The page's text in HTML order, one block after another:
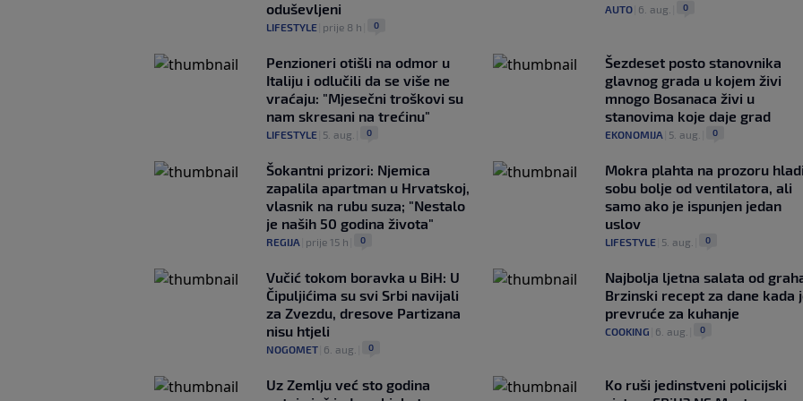
oduševljeni
LIFESTYLE prije 8 h 0
AUTO| 6. aug. 0
Penzioneri otišli na odmor u
Italiju i odlučili da se više ne
vraćaju: "Mjesečni troškovi su
nam skresani na trećinu"
LIFESTYLE 5. aug. 0
Šezdeset posto stanovnika
glavnog grada u kojem živi
mnogo Bosanaca živi u
stanovima koje daje grad
EKONOMIJA 5. aug. 0
Šokantni prizori: Njemica
zapalila apartman u Hrvatskoj,
vlasnik na rubu suza; "Nestalo
je naših 50 godina života"
REGIJA prije 15 h 0
Mokra plahta na prozoru hladi
sobu bolje od ventilatora, ali
samo ako je ispunjen jedan
uslov
LIFESTYLE| 5. aug. 0
Vučić tokom boravka u BiH: U
Čipuljićima su svi Srbi navijali
za Zvezdu, dresove Partizana
nisu htjeli
NOGOMET 6. aug. 0
Najbolja ljetna salata od
Brzinski recept za dane kada
prevruće za kuhanje
COOKING 6. aug. 0
Uz Zemlju već sto godina
Ko ruši jedinstveni policijski